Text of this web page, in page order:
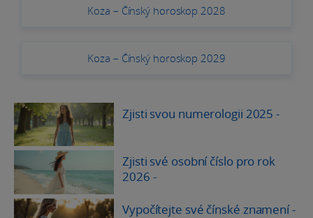
Koza – Čínský horoskop 2028
Koza – Čínský horoskop 2029
Zjisti svou numerologii 2025 -
Zjisti své osobní číslo pro rok
2026 -
Vypočítejte své čínské znamení-